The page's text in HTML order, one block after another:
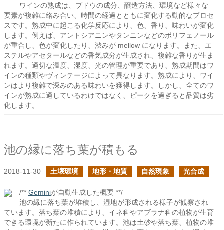
ワインの熟成は、ブドウの成分、醸造方法、環境など様々な
要素が複雑に絡み合い、時間の経過とともに変化する動的なプロセ
スです。熟成中に起こる化学反応により、色、香り、味わいが変化
します。例えば、アントシアニンやタンニンなどのポリフェノール
が重合し、色が変化したり、渋みが mellow になります。また、エ
ステルやアセタールなどの香気成分が生成され、複雑な香りが生ま
れます。適切な温度、湿度、光の管理が重要であり、熟成期間はワ
インの種類やヴィンテージによって異なります。熟成により、ワイ
ンはより複雑で深みのある味わいを獲得します。しかし、全てのワ
インが熟成に適しているわけではなく、ピークを過ぎると品質は劣
化します。
池の縁に落ち葉が積もる
2018-11-30 土壌環境 地形・地質 自然現象 光合成
/** Geminiが自動生成した概要 **/
池の縁に落ち葉が堆積し、湿地が形成される様子が観察され
ています。落ち葉の堆積により、イネ科やアブラナ科の植物が生育
できる環境が新たに作られています。池は土砂や落ち葉、植物の堆